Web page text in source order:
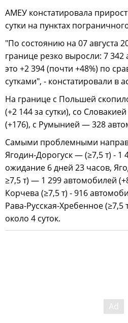
АМЕУ констатировала
сутки на пунктах
"По состоянию на 07 августа
границе резко выросли: 7
это +2 394 (почти +48%) по
сутками", - констатировали в
На границе с Польшей
(+2 144 за сутки), со
(+176), с Румынией — 328
Самыми проблемными
Ягодин-Дорогуск — (≥7,5 т) - 1
ожидание 6 дней 23 часов,
≥7,5 т) — 1 299 автомобилей
Корчева (≥7,5 т) - 916
Рава-Русская-Хребенное
около 4 суток.